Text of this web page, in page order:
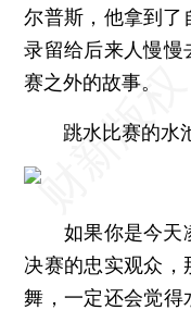
尔普斯，他拿到了
录留给后来人慢慢
赛之外的故事。
跳水比赛的水
如果你是今天凌
决赛的忠实观众
舞，一定还会觉得